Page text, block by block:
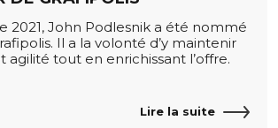
2021, John Podlesnik a été nommé
Il a la volonté d’y maintenir
agilité tout en enrichissant l’offre.
Lire la suite